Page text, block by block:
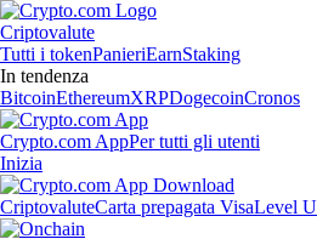
Criptovalute
Tutti i tokenPanieriEarnStaking
In tendenza
BitcoinEthereumXRPDogecoinCronos
Crypto.com AppPer tutti gli utenti
Inizia
CriptovaluteCarta prepagata VisaLevel